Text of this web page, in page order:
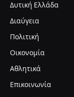
Δυτική Ελλάδα
Διαύγεια
Πολιτική
Οικονομία
Αθλητικά
Επικοινωνία